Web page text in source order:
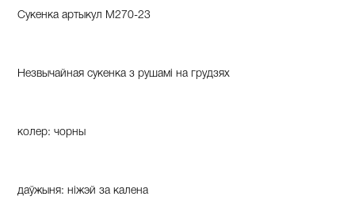
Сукенка артыкул М270-23
Незвычайная сукенка з рушамі на грудзях
колер: чорны
даўжыня: ніжэй за калена